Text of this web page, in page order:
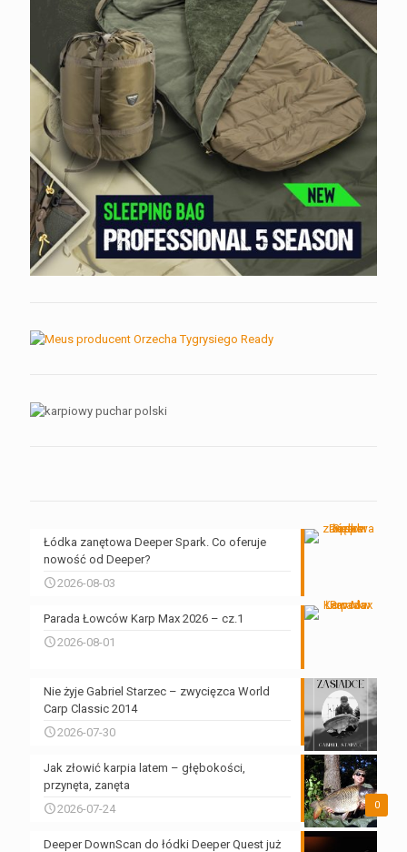
Łódka zanętowa Deeper Spark. Co oferuje
nowość od Deeper?
2026-08-03
Parada Łowców Karp Max 2026 – cz.1
2026-08-01
Nie żyje Gabriel Starzec – zwycięzca World
Carp Classic 2014
2026-07-30
0
Jak złowić karpia latem – głębokości,
przynęta, zanęta
2026-07-24
Deeper DownScan do łódki Deeper Quest już